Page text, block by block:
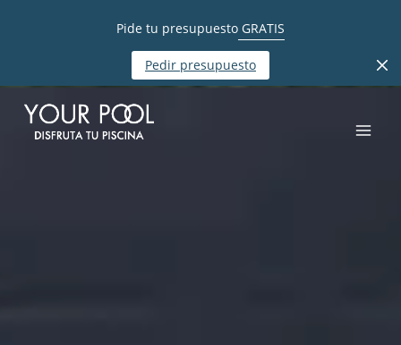
Pide tu presupuesto GRATIS
Pedir presupuesto